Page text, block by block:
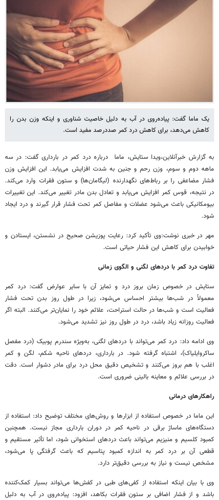
یک ماما گفت: پیاده‌روی در آب به دلیل خاصیت شناوری و اینکه وزن بدن را
کاهش می‌دهد، برای کاهش درد کمر صددرصد مفید است.
به گزارش خبرآنلاین،ویدا ستایش، ماما درباره درد کمر در بارداری گفت: در سه
ماهه دوم و سوم، وزن رحم و جنین به شدت افزایش می‌یابد. این افزایش وزن
فشار مضاعفی را بر رباط‌های نگهدارنده (لیگامان‌ها) و ستون فقرات وارد می‌کند.
در نتیجه، قوس کمر افزایش می‌یابد و تعادل بدن مادر تغییر می‌کند. این تغییرات
بیومکانیکی باعث می‌شود عضلات و مفاصل کمر تحت فشار قرار گیرند و درد ایجاد
شود.
مهر در خبری نوشت:وی تأکید کرد: رعایت پوزیشن صحیح در نشستن، ایستادن و
خوابیدن برای کاهش این فشار حیاتی است.
تفاوت درد کمر با دردهای لگنی و الگوی زمانی
ستایش در خصوص زمان بروز درد و تمایز آن با سایر عوارض گفت: درد کمر
معمولاً در شب‌ها بیشتر احساس می‌شود، زیرا در طول روز بدن تحت فشار
فعالیت است و شب‌ها در حالت استراحت، علائم خود را نمایان‌تر می‌کنند. البته اگر
فعالیت روزانه زیاد باشد، درد در طول روز نیز تشدید می‌شود.
وی ادامه داد: درد کمر می‌تواند با دردهای لگنی، به‌ویژه سندرم پوبیک (درد مفصل
ساکروایلیاک)، اشتباه گرفته شود. در بارداری، دردهای ناحیه شکم، لگن و کمر
اغلب با هم بروز می‌کنند و تشخیص دقیق محل درد برای مادر دشوار است. دقت
در بررسی علائم و معاینه بالینی ضروری است.
راهکارهای درمانی
این ماما در خصوص استفاده از ابزارها و روش‌های مختلف توضیح داد: استفاده از
دستگاه‌های ماساژ برقی در ناحیه کمر در دوران بارداری مجاز نیست. همچنبن
کمبود کلسیم و منیزیم می‌تواند باعث دردهای استخوانی شود، اما تأثیر مستقیم و
قطعی آن بر درد کمر به اندازه کمبود پتاسیم که باعث گرفتگی پا می‌شود،
مشخص نیست و نیاز به بررسی دقیق‌تر دارد.
وی با بیان اینکه استفاده از کفی‌های طبی در کفش‌ها می‌تواند بسیار کمک‌کننده
باشد و از فشار اضافی بر ستون فقرات بکاهد، افزود: پیاده‌روی در آب به دلیل